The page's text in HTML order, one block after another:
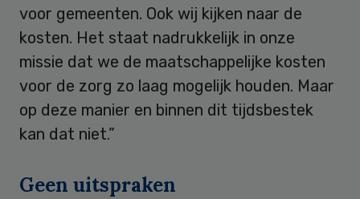
voor gemeenten. Ook wij kijken naar de
kosten. Het staat nadrukkelijk in onze
missie dat we de maatschappelijke kosten
voor de zorg zo laag mogelijk houden. Maar
op deze manier en binnen dit tijdsbestek
kan dat niet.”
Geen uitspraken